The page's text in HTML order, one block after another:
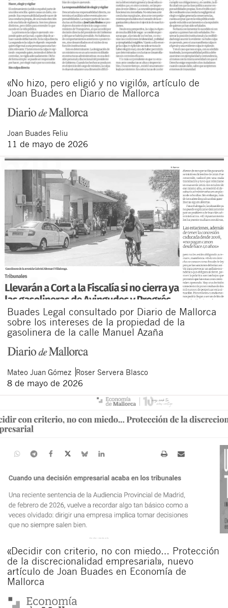
«No hizo, pero eligió y no vigiló», artículo de
Joan Buades en Diario de Mallorca
Joan Buades Feliu
11 de mayo de 2026
Buades Legal consultado por Diario de Mallorca
sobre los intereses de la propiedad de la
gasolinera de la calle Manuel Azaña
Mateo Juan Gómez Roser Servera Blasco
8 de mayo de 2026
«Decidir con criterio, no con miedo… Protección
de la discrecionalidad empresarial», nuevo
artículo de Joan Buades en Economía de
Mallorca